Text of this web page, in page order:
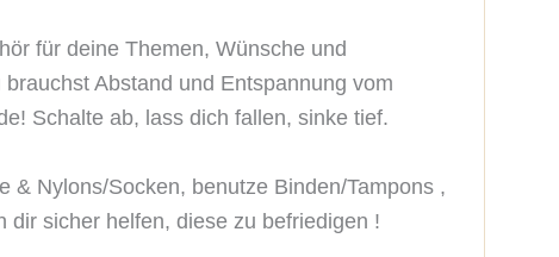
für deine Themen, Wünsche und
Abstand und Entspannung vom
Schalte ab, lass dich fallen, sinke tief.
& Nylons/Socken, benutze Binden/Tampons ,
dir sicher helfen, diese zu befriedigen !